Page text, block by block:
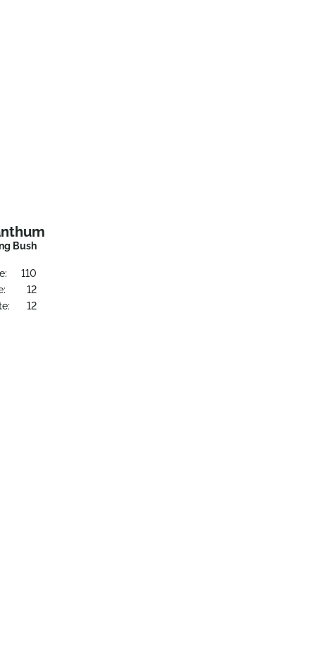
Bush
110
12
12